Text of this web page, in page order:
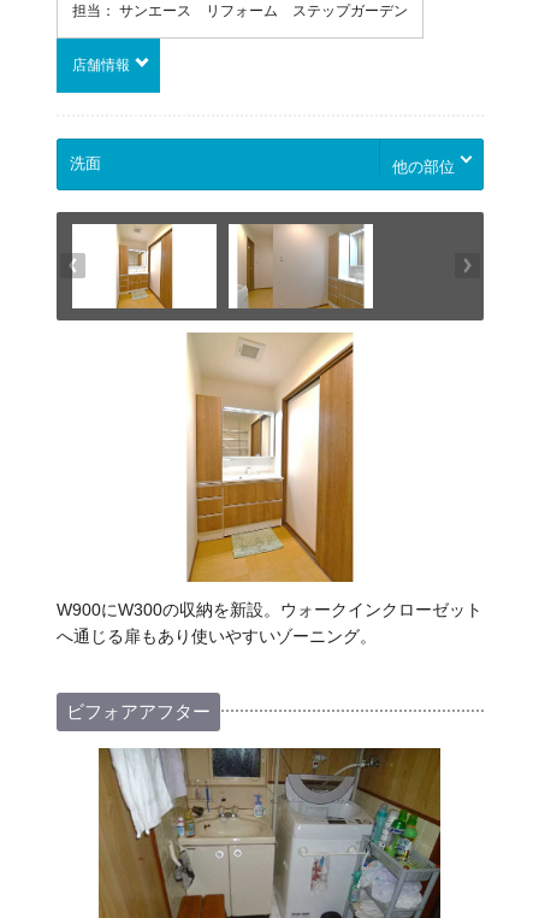
担当： サンエース リフォーム ステップガーデン
店舗情報
他の部位
W900にW300の収納を新設。ウォークインクローゼット
へ通じる扉もあり使いやすいゾーニング。
ビフォアアフター